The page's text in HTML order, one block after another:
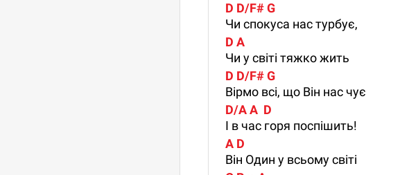
D D/F# G
Чи спокуса нас турбує,
D A
Чи у світі тяжко жить
D D/F# G
Вірмо всі, що Він нас чує
D/A A  D
І в час горя поспішить!
A D
Він Один у всьому світі